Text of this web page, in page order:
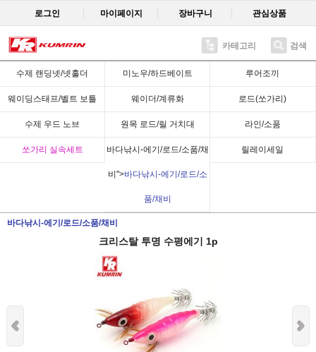
로그인 마이페이지 장바구니 관심상품
카테고리 검색
수제 랜딩넷/넷홀더 미노우/하드베이트 루어조끼
웨이딩스태프/벨트 보틀 웨이더/계류화 로드(쏘가리)
수제 우드 노브 원목 로드/릴 거치대 라인/소품
쏘가리 실속세트 바다낚시-에기/로드/소품/채
비">바다낚시-에기/로드/소
품/채비
릴레이세일
바다낚시-에기/로드/소품/채비
Recent
크리스탈 투명 수평에기 1p